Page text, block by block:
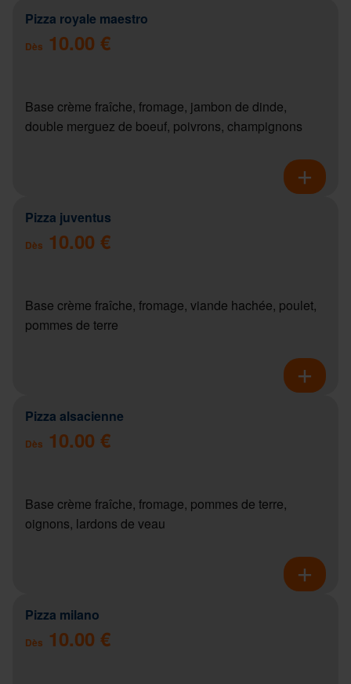
Pizza royale maestro
Dès 10.00 €
Base crème fraîche, fromage, jambon de dinde,
double merguez de boeuf, poivrons, champignons
Pizza juventus
Dès 10.00 €
Base crème fraîche, fromage, viande hachée, poulet,
pommes de terre
Pizza alsacienne
Dès 10.00 €
Base crème fraîche, fromage, pommes de terre,
oignons, lardons de veau
Pizza milano
Dès 10.00 €